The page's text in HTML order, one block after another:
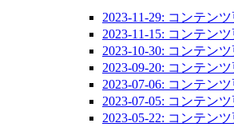
2023-11-29: コンテン
2023-11-15: コンテン
2023-10-30: コンテン
2023-09-20: コンテン
2023-07-06: コンテン
2023-07-05: コンテン
2023-05-22: コンテン